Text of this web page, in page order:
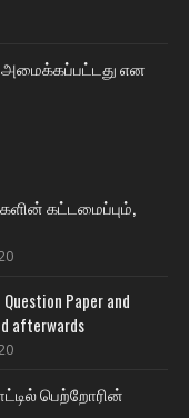
அமைக்கப்பட்டது என
கட்டமைப்பும்,
Paper and
afterwards
பெற்றோரின்